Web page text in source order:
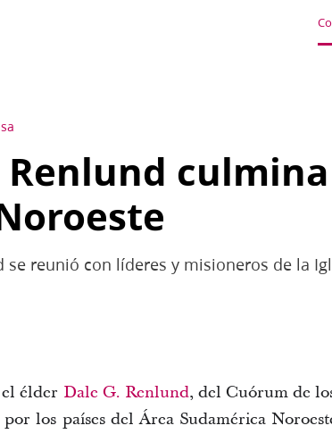
Renlund
se reunió con líderes y misioneros de la
élder Dale G. Renlund, del Cuórum de
los países del Área Sudamérica